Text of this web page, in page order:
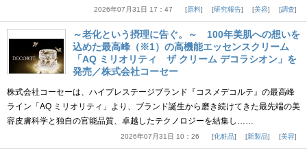
2026年07月31日 17：47 原料 研究報告 美容 調査
～老化という摂理に告ぐ。～ 100年美肌への想いを
込めた最高峰（※1）の高機能エッセンスクリーム
「AQ ミリオリティ ザ クリーム デコラシオン」を
発売／株式会社コーセー
株式会社コーセーは、ハイプレステージブランド『コスメデコルテ』の最高峰
ライン「AQ ミリオリティ」より、ブランド誕生から磨き続けてきた最先端の美
容皮膚科学と独自の官能品質、卓越したテクノロジーを結集し……
2026年07月31日 10：26 化粧品 新製品 美容